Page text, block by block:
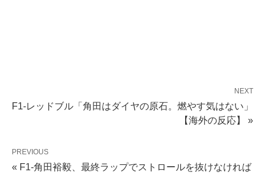
NEXT
F1-レッドブル「角田はダイヤの原石。燃やす気はない」
【海外の反応】 »
PREVIOUS
« F1-角田裕毅、最終ラップでストロールを抜けなければ